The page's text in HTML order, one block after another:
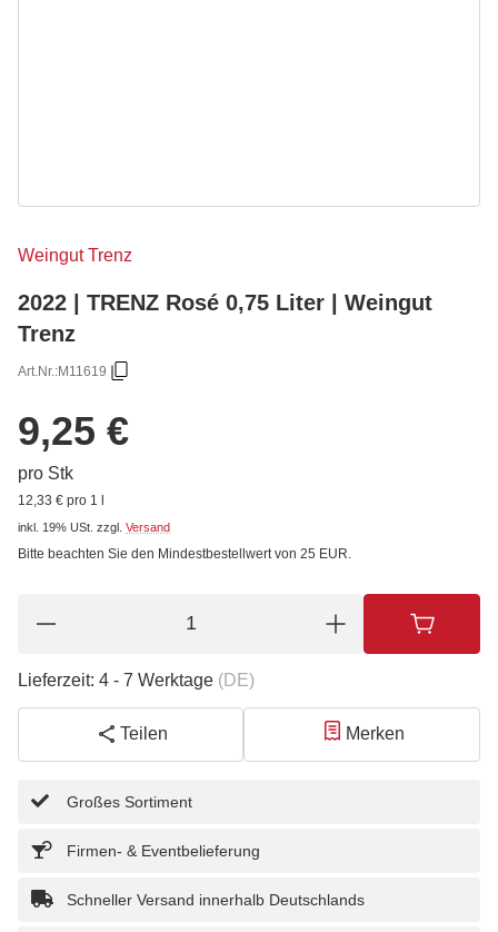
Weingut Trenz
2022 | TRENZ Rosé 0,75 Liter | Weingut
Trenz
Art.Nr.:M11619
9,25 €
pro Stk
12,33 € pro 1 l
inkl. 19% USt. zzgl. Versand
Bitte beachten Sie den Mindestbestellwert von 25 EUR.
Lieferzeit: 4 - 7 Werktage (DE)
Teilen Merken
Großes Sortiment
Firmen- & Eventbelieferung
Schneller Versand innerhalb Deutschlands